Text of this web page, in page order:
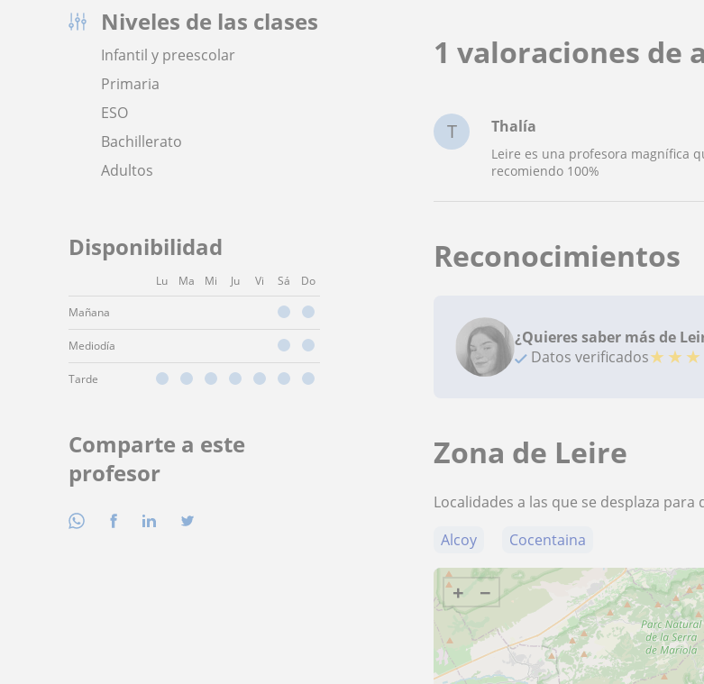
Niveles de las clases
Infantil y preescolar
Primaria
ESO
Bachillerato
Adultos
Disponibilidad
Lu Ma Mi Ju Vi Sá Do
Mañana
Mediodía
Tarde
Comparte a este
profesor
1 valoraciones de
T Thalía
Leire es una profesora magnífica
recomiendo 100%
Reconocimientos
¿Quieres saber más de
Datos verificados★ ★ ★
Zona de Leire
Localidades a las que se desplaza para
Alcoy
Cocentaina
+ −